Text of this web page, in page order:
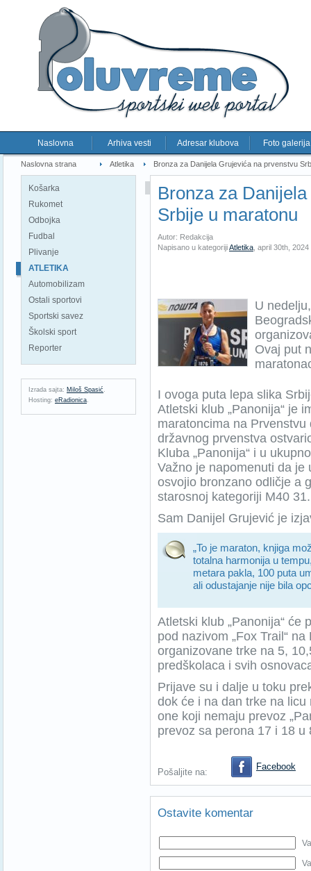
Naslovna Arhiva vesti Adresar klubova Foto galerija
Naslovna strana Atletika Bronza za Danijela Grujevića na prvenstvu
Košarka
Rukomet
Odbojka
Fudbal
Plivanje
ATLETIKA
Automobilizam
Ostali sportovi
Sportski savez
Školski sport
Reporter
Izrada sajta: Miloš Spasić .
Hosting: eRadionica.
Bronza za
Srbije u maratonu
Autor: Redakcija
Napisano u kategorijiAtletika april 30th, 2024
U
Ovaj put
I ovoga puta lepa slika
Atletski klub „Panonija“ je
maratoncima na
državnog prvenstva
Kluba „Panonija“ i u
Važno je napomenuti da je
osvojio bronzano odličje a
starosnoj kategoriji M40
Sam Danijel Grujević je
„To je maraton, knjiga
totalna harmonija u
metara pakla, 100 puta
ali odustajanje nije bila
Atletski klub „Panonija“ će
pod nazivom „Fox Trail“
organizovane trke na 5,
predškolaca i svih
Prijave su i dalje u toku
dok će i na dan trke na
one koji nemaju prevoz
prevoz sa perona 17 i 18 u
Pošaljite na:
Facebook
Ostavite komentar